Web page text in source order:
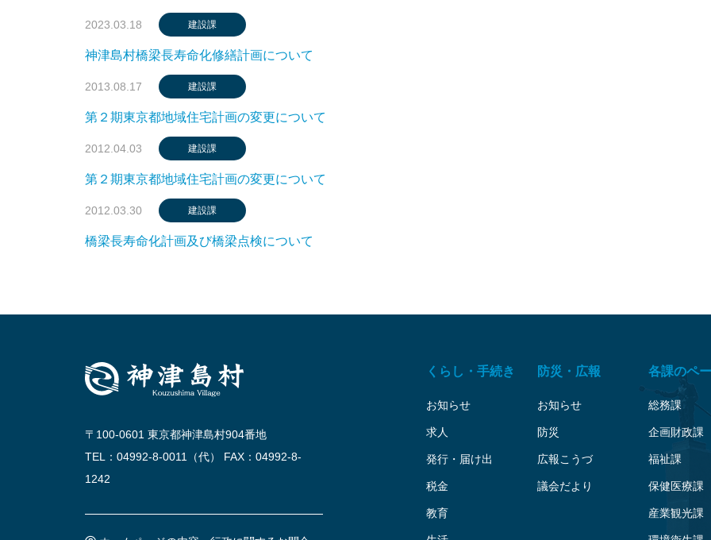
2023.03.18 建設課
神津島村橋梁長寿命化修繕計画について
2013.08.17 建設課
第２期東京都地域住宅計画の変更について
2012.04.03 建設課
第２期東京都地域住宅計画の変更について
2012.03.30 建設課
橋梁長寿命化計画及び橋梁点検について
くらし・手続き
お知らせ
求人
発行・届け出
税金
教育
防災・広報
お知らせ
防災
広報こうづ
議会だより
各課のペ
総務課
企画財政課
福祉課
保健医療課
産業観光課
〒100-0601 東京都神津島村904番地
TEL：04992-8-0011（代） FAX：04992-8-
1242